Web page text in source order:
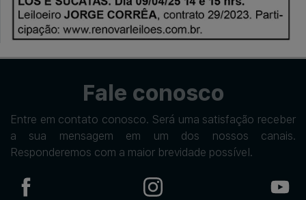
Fale conosco
Entre em contato conosco. Será uma satisfação receber
a sua mensagem em um dos nossos canais.
Responderemos com a maior brevidade possível.